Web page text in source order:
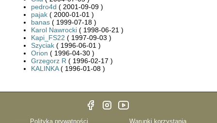
pedro4d ( 2001-09-09 )
pajak ( 2000-01-01 )
banas ( 1999-07-18 )
Karol Nawrocki ( 1998-06-21 )
Kapi_FS22 ( 1997-09-03 )
Szyciak ( 1996-06-01 )
Orion ( 1996-04-30 )
Grzegorz R ( 1996-02-17 )
KALINKA( 1996-01-08 )
Polityka prywatności Warunki korzystania